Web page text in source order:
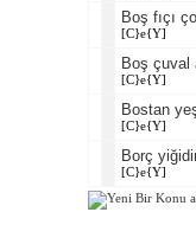
Boş fıçı
[C}e{Y]
Boş çuval
[C}e{Y]
Bostan
[C}e{Y]
Borç
[C}e{Y]